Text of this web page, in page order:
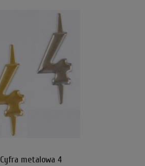
Cyfra metalowa 4